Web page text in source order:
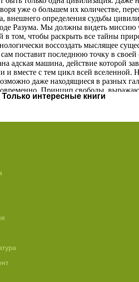
интересные книги